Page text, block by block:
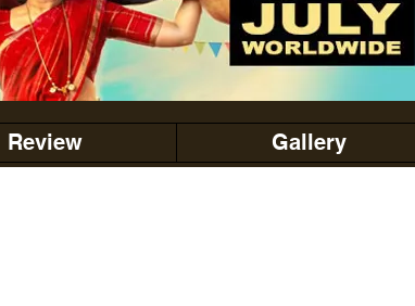
Review Gallery